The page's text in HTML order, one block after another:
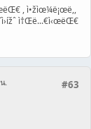
, ì•žìœ¼ë¡œë,,
ì†Œë...€ì‹œëŒ€
#63
.